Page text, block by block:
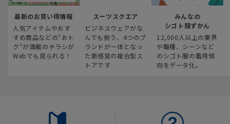
最新のお買い得情報
人気アイテムやおす
すめ商品などの“おト
ク“が満載のチラシが
Webでも見られる！
スーツスクエア
ビジネスウェアがな
んでも揃う、4つのブ
ランドが一体となっ
た新感覚の複合型ス
トアです
みんなの
シゴト服ずかん
12,000人以上の業界
や職種、シーンなど
のシゴト服の着用傾
向をデータ化。